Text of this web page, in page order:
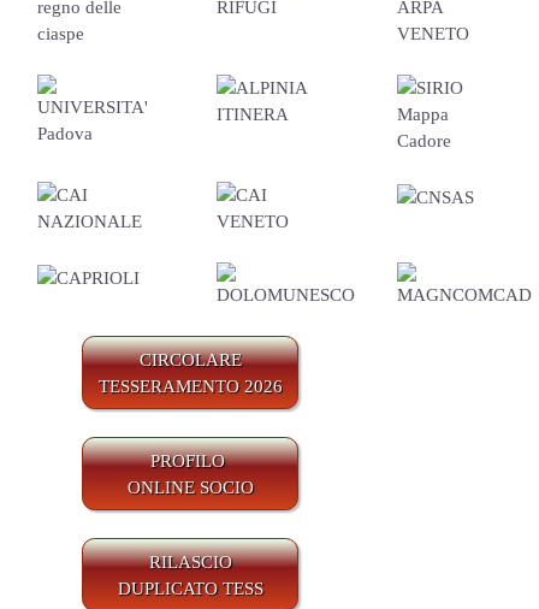
CIRCOLARE
TESSERAMENTO 2026
PROFILO
ONLINE SOCIO
RILASCIO
DUPLICATO TESS